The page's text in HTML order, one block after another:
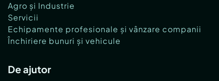
Agro și Industrie
Servicii
Echipamente profesionale și vânzare companii
Închiriere bunuri și vehicule
De ajutor